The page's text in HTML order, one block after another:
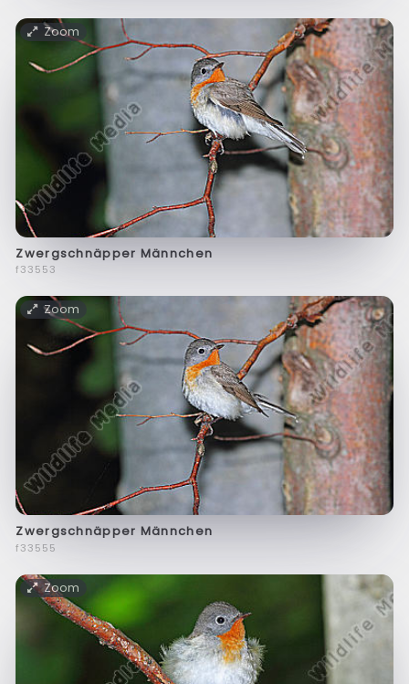
Zoom
Zwergschnäpper Männchen
f33553
Zoom
Zwergschnäpper Männchen
f33555
Zoom